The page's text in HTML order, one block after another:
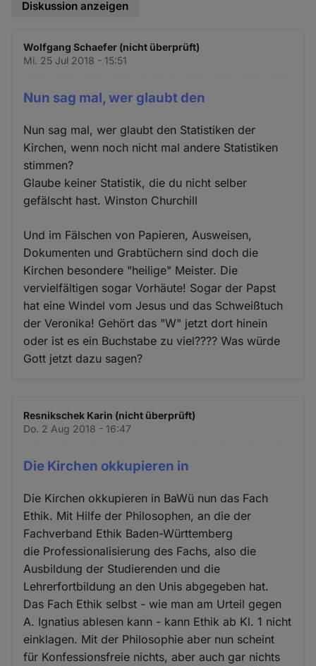
Diskussion anzeigen
Wolfgang Schaefer (nicht überprüft)
Mi. 25 Jul 2018 - 15:51
Nun sag mal, wer glaubt den
Nun sag mal, wer glaubt den Statistiken der
Kirchen, wenn noch nicht mal andere Statistiken
stimmen?
Glaube keiner Statistik, die du nicht selber
gefälscht hast. Winston Churchill
Und im Fälschen von Papieren, Ausweisen,
Dokumenten und Grabtüchern sind doch die
Kirchen besondere "heilige" Meister. Die
vervielfältigen sogar Vorhäute! Sogar der Papst
hat eine Windel vom Jesus und das Schweißtuch
der Veronika! Gehört das "W" jetzt dort hinein
oder ist es ein Buchstabe zu viel???? Was würde
Gott jetzt dazu sagen?
Resnikschek Karin (nicht überprüft)
Do. 2 Aug 2018 - 16:47
Die Kirchen okkupieren in
Die Kirchen okkupieren in BaWü nun das Fach
Ethik. Mit Hilfe der Philosophen, an die der
Fachverband Ethik Baden-Württemberg
die Professionalisierung des Fachs, also die
Ausbildung der Studierenden und die
Lehrerfortbildung an den Unis abgegeben hat.
Das Fach Ethik selbst - wie man am Urteil gegen
A. Ignatius ablesen kann - kann Ethik ab Kl. 1 nicht
einklagen. Mit der Philosophie aber nun scheint
für Konfessionsfreie nichts, aber auch gar nichts